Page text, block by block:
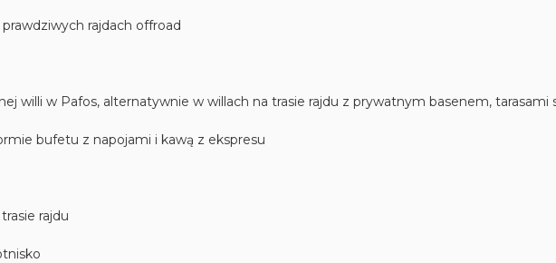
rajdach offroad
willi w Pafos, alternatywnie w willach na trasie rajdu z prywatnym basenem, tarasami
bufetu z napojami i kawą z ekspresu
rajdu